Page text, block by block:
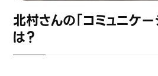
北村さんの「コミュニケー
は？